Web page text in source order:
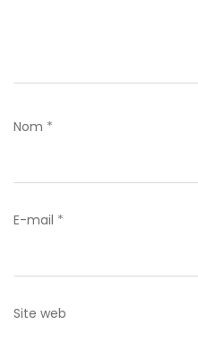
Nom *
E-mail *
Site web